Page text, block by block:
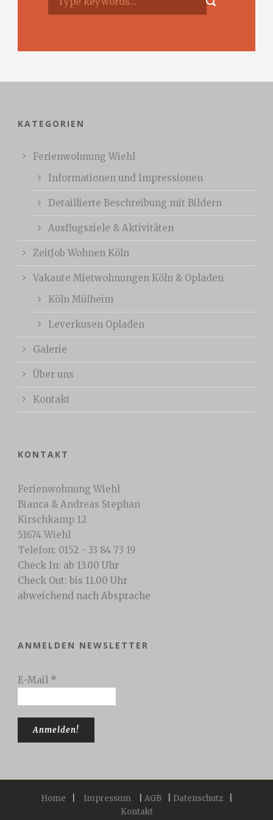
KATEGORIEN
Ferienwohnung Wiehl
Informationen und Impressionen
Detaillierte Beschreibung mit Bildern
Ausflugsziele & Aktivitäten
ZeitJob Wohnen Köln
Vakante Mietwohnungen Köln & Opladen
Köln Mülheim
Leverkusen Opladen
Galerie
Über uns
Kontakt
KONTAKT
Ferienwohnung Wiehl
Bianca & Andreas Stephan
Kirschkamp 12
51674 Wiehl
Telefon: 0152 - 33 84 73 19
Check In: ab 13.00 Uhr
Check Out: bis 11.00 Uhr
abweichend nach Absprache
ANMELDEN NEWSLETTER
E-Mail *
Home Impressum AGB Datenschutz
Kontakt